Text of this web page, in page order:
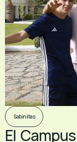
Sabinillas
El